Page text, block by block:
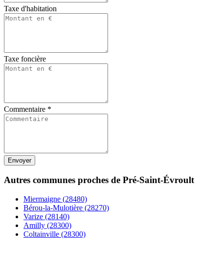
Taxe d'habitation
Taxe foncière
Commentaire *
Autres communes proches de Pré-Saint-Évroult
Miermaigne (28480)
Bérou-la-Mulotière (28270)
Varize (28140)
Amilly (28300)
Coltainville (28300)